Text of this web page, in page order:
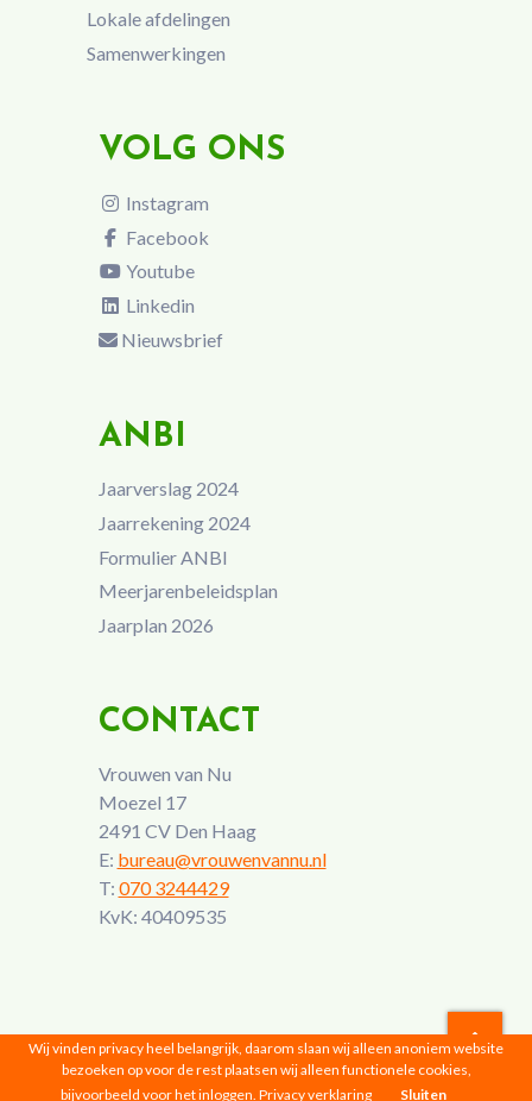
Lokale afdelingen
Samenwerkingen
VOLG ONS
Instagram
Facebook
Youtube
Linkedin
Nieuwsbrief
ANBI
Jaarverslag 2024
Jaarrekening 2024
Formulier ANBI
Meerjarenbeleidsplan
Jaarplan 2026
CONTACT
Vrouwen van Nu
Moezel 17
2491 CV Den Haag
E: bureau@vrouwenvannu.nl
T: 070 3244429
KvK: 40409535
Vrouwen van Nu © 2026 |Privacyverklaring
Wij vinden privacy heel belangrijk, daarom slaan wij alleen anoniem website
bezoeken op voor de rest plaatsen wij alleen functionele cookies,
bijvoorbeeld voor het inloggen. Privacy verklaring Sluiten